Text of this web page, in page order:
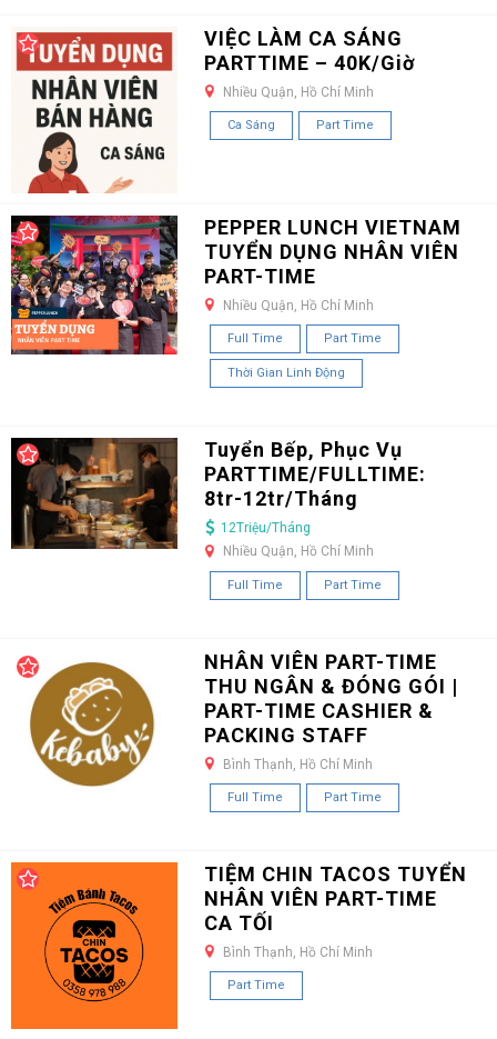
VIỆC LÀM CA SÁNG
PARTTIME – 40K/Giờ
Nhiều Quận, Hồ Chí Minh
Ca Sáng Part Time
PEPPER LUNCH VIETNAM
TUYỂN DỤNG NHÂN VIÊN
PART-TIME
Nhiều Quận, Hồ Chí Minh
Full Time Part Time
Thời Gian Linh Động
Tuyển Bếp, Phục Vụ
PARTTIME/FULLTIME:
8tr-12tr/Tháng
12Triệu/Tháng
Nhiều Quận, Hồ Chí Minh
Full Time Part Time
NHÂN VIÊN PART-TIME
THU NGÂN & ĐÓNG GÓI |
PART-TIME CASHIER &
PACKING STAFF
Bình Thạnh, Hồ Chí Minh
Full Time Part Time
TIỆM CHIN TACOS TUYỂN
NHÂN VIÊN PART-TIME
CA TỐI
Bình Thạnh, Hồ Chí Minh
Part Time